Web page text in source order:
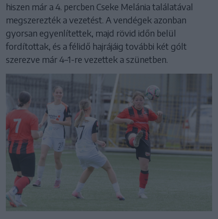
hiszen már a 4. percben Cseke Melánia találatával
megszerezték a vezetést. A vendégek azonban
gyorsan egyenlítettek, majd rövid időn belül
fordítottak, és a félidő hajrájáig további két gólt
szerezve már 4–1-re vezettek a szünetben.